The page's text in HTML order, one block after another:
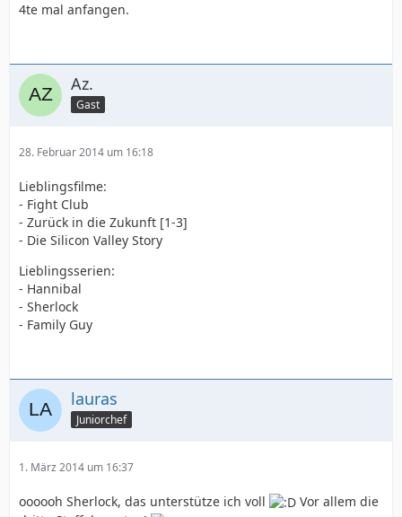
4te mal anfangen.
Az.
Gast
28. Februar 2014 um 16:18
Lieblingsfilme:
- Fight Club
- Zurück in die Zukunft [1-3]
- Die Silicon Valley Story
Lieblingsserien:
- Hannibal
- Sherlock
- Family Guy
lauras
Juniorchef
1. März 2014 um 16:37
oooooh Sherlock, das unterstütze ich voll
Vor allem die